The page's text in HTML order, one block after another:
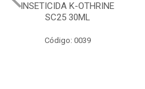
INSETICIDA K-OTHRINE
SC25 30ML
Código: 0039